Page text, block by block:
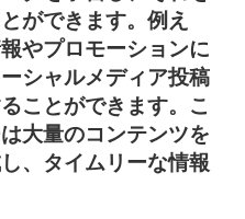
ができます。例え
やプロモーションに
シャルメディア投稿
ことができます。こ
大量のコンテンツを
、タイムリーな情報